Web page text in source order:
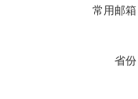
常用邮箱
省份